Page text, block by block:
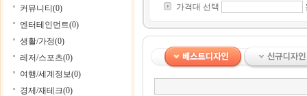
커뮤니티(0)
엔터테인먼트(0)
생활/가정(0)
레저/스포츠(0)
여행/세계정보(0)
경제/재테크(0)
가격대 선택